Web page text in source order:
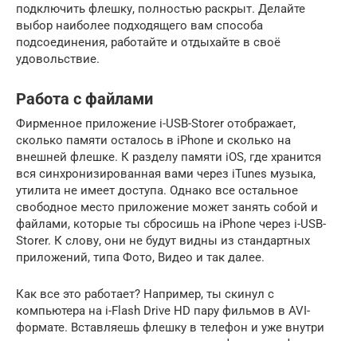
подключить флешку, полностью раскрыт. Делайте
выбор наиболее подходящего вам способа
подсоединения, работайте и отдыхайте в своё
удовольствие.
Работа с файлами
Фирменное приложение i-USB-Storer отображает,
сколько памяти осталось в iPhone и сколько на
внешней флешке. К разделу памяти iOS, где хранится
вся синхронизированная вами через iTunes музыка,
утилита не имеет доступа. Однако все остальное
свободное место приложение может занять собой и
файлами, которые ты сбросишь на iPhone через i-USB-
Storer. К слову, они не будут видны из стандартных
приложений, типа Фото, Видео и так далее.
Как все это работает? Например, ты скинул с
компьютера на i-Flash Drive HD пару фильмов в AVI-
формате. Вставляешь флешку в телефон и уже внутри